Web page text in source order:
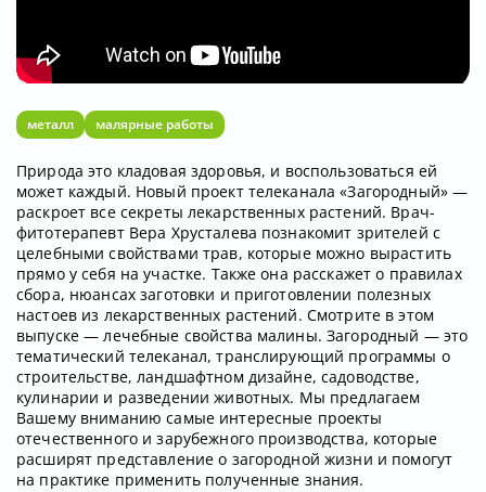
металл малярные работы
Природа это кладовая здоровья, и воспользоваться ей
может каждый. Новый проект телеканала «Загородный» —
раскроет все секреты лекарственных растений. Врач-
фитотерапевт Вера Хрусталева познакомит зрителей с
целебными свойствами трав, которые можно вырастить
прямо у себя на участке. Также она расскажет о правилах
сбора, нюансах заготовки и приготовлении полезных
настоев из лекарственных растений. Смотрите в этом
выпуске — лечебные свойства малины. Загородный — это
тематический телеканал, транслирующий программы о
строительстве, ландшафтном дизайне, садоводстве,
кулинарии и разведении животных. Мы предлагаем
Вашему вниманию самые интересные проекты
отечественного и зарубежного производства, которые
расширят представление о загородной жизни и помогут
на практике применить полученные знания.